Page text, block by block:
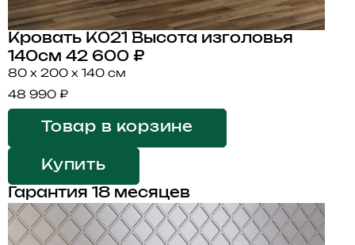
Кровать K021 Высота изголовья
140см 42 600 ₽
80 x 200 x 140 см
48 990 ₽
Товар в корзине
Купить
Гарантия 18 месяцев